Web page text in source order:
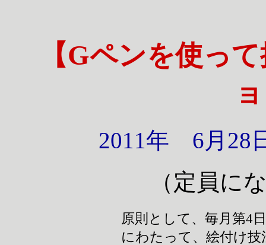
【Gペンを使っ
2011年 6月28
（定員に
原則として、毎月第4
にわたって、絵付け